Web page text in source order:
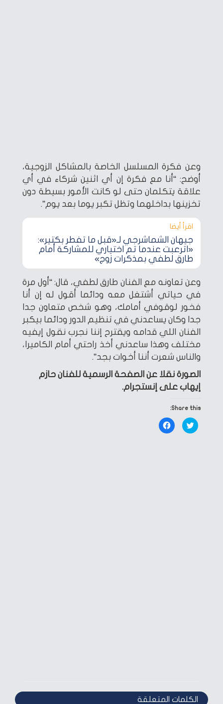
وعن فكرة المسلسل الخاصة بالمشاكل الزوجية،
أوضح: “أنا مع فكرة إن أي اثنين شركاء في أي
علاقة يتكلمان حتى لو كانت الأمور بسيطة دون
تخزينها بداخلهما وتظل تكبر يوما بعد يوم”.
اقرأ أيضا‎
جيهان الشماشرجي لـ«قبل ما تفطر بكتير»:
«اترعبت عندما تم اختياري للمشاركة أمام
طارق لطفي بمذكرات زوج»
وعن تعاونه مع الفنان طارق لطفي، قال: “أول مرة
في حياتي أشتغل معه ودائما أقول له إن أنا
فخور لوقوفي أمامك، وهو شخص متعاون جدا
جدا وكان يساعدني في تنظيم الدور ودائما بيكبر
الفنان اللي قدامه ويقترح إننا نجرب نقول إيفيه
مختلف وهذا ساعدني أخذ راحتي أمام الكاميرا،
والناس شعرت أننا أخوات بجد”.
الصورة نقلا عن الصفحة الرسمية للفنان حازم
إيهاب على إنستجرام.
Share this:
Click
to
share
Click
to
الكلمات المتعلقة‎